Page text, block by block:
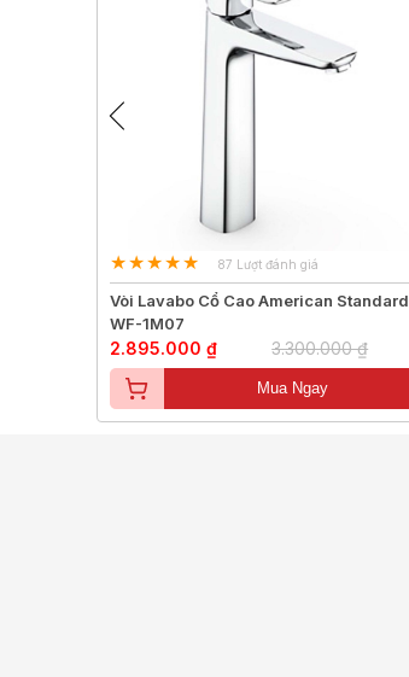
87 Lượt đánh giá
Vòi Lavabo Cổ Cao American Standard
WF-1M07
2.895.000 ₫ 3.300.000 ₫
Mua Ngay